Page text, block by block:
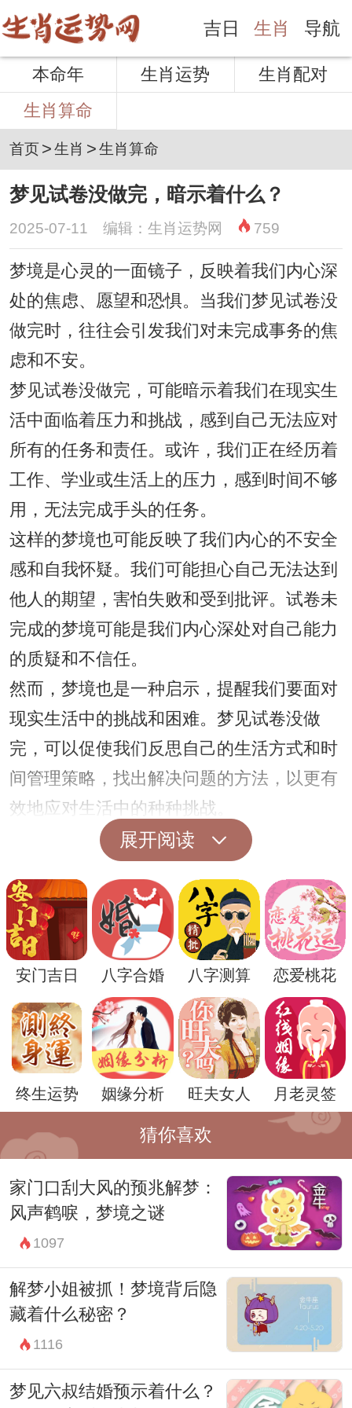
吉日 生肖 导航
本命年 生肖运势
生肖配对
生肖算命
首页>生肖 >生肖算命
梦见试卷没做完，暗示着什么？
2025-07-11 编辑：生肖运势网 759
梦境是心灵的一面镜子，反映着我们内心深
处的焦虑、愿望和恐惧。当我们梦见试卷没
做完时，往往会引发我们对未完成事务的焦
虑和不安。
梦见试卷没做完，可能暗示着我们在现实生
活中面临着压力和挑战，感到自己无法应对
所有的任务和责任。或许，我们正在经历着
工作、学业或生活上的压力，感到时间不够
用，无法完成手头的任务。
这样的梦境也可能反映了我们内心的不安全
感和自我怀疑。我们可能担心自己无法达到
他人的期望，害怕失败和受到批评。试卷未
完成的梦境可能是我们内心深处对自己能力
的质疑和不信任。
然而，梦境也是一种启示，提醒我们要面对
现实生活中的挑战和困难。梦见试卷没做
完，可以促使我们反思自己的生活方式和时
间管理策略，找出解决问题的方法，以更有
效地应对生活中的种种挑战。
此外，梦境还可以反映我们内心的愿望和渴
更多时间休息和放松，摆脱生活中的压力和
束缚。这样的梦境提醒我们要关注自己的内
心需求，寻找平衡，保持身心健康。
总之，梦见试卷没做完，可能是我们内心对
未完成事务和压力的反映，也可能是我们对
自己能力和价值的怀疑。通过理解和解释这
样的梦境，我们可以更好地应对现实生活中
的挑战，实现内心的平衡和和谐。
展开阅读
安门吉日 八字合婚 八字测算 恋爱桃花
终生运势 姻缘分析 旺夫女人 月老灵签
猜你喜欢
家门口刮大风的预兆解梦：
风声鹤唳，梦境之谜
1097
解梦小姐被抓！梦境背后隐
藏着什么秘密？
1116
梦见六叔结婚预示着什么？